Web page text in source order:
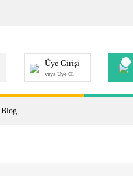
Üye Girişi
veya Üye Ol
Blog